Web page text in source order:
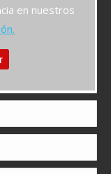
en nuestros